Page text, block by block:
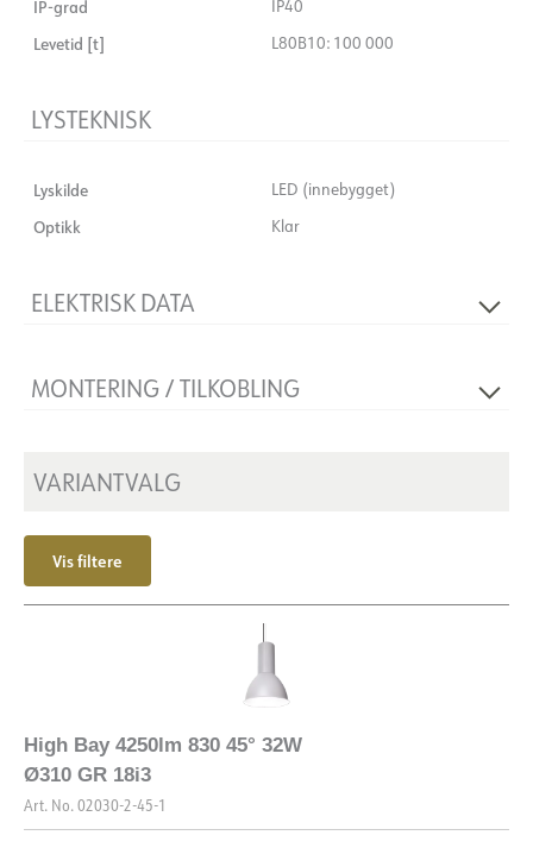
IP-grad IP40
Levetid [t] L80B10: 100 000
LYSTEKNISK
Lyskilde LED (innebygget)
Optikk Klar
ELEKTRISK DATA
Spenning [V] 230V 50Hz
MONTERING / TILKOBLING
VARIANTVALG
Vis filtere
High Bay 4250lm 830 45° 32W
Ø310 GR 18i3
Art. No. 02030-2-45-1